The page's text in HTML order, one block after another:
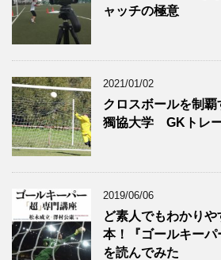
ャッチの極意
2021/01/02
クロスボールを制
獨協大学 GKトレ
2019/06/06
ど素人でもわかり
本！『ゴールキーパ
を読んでみた